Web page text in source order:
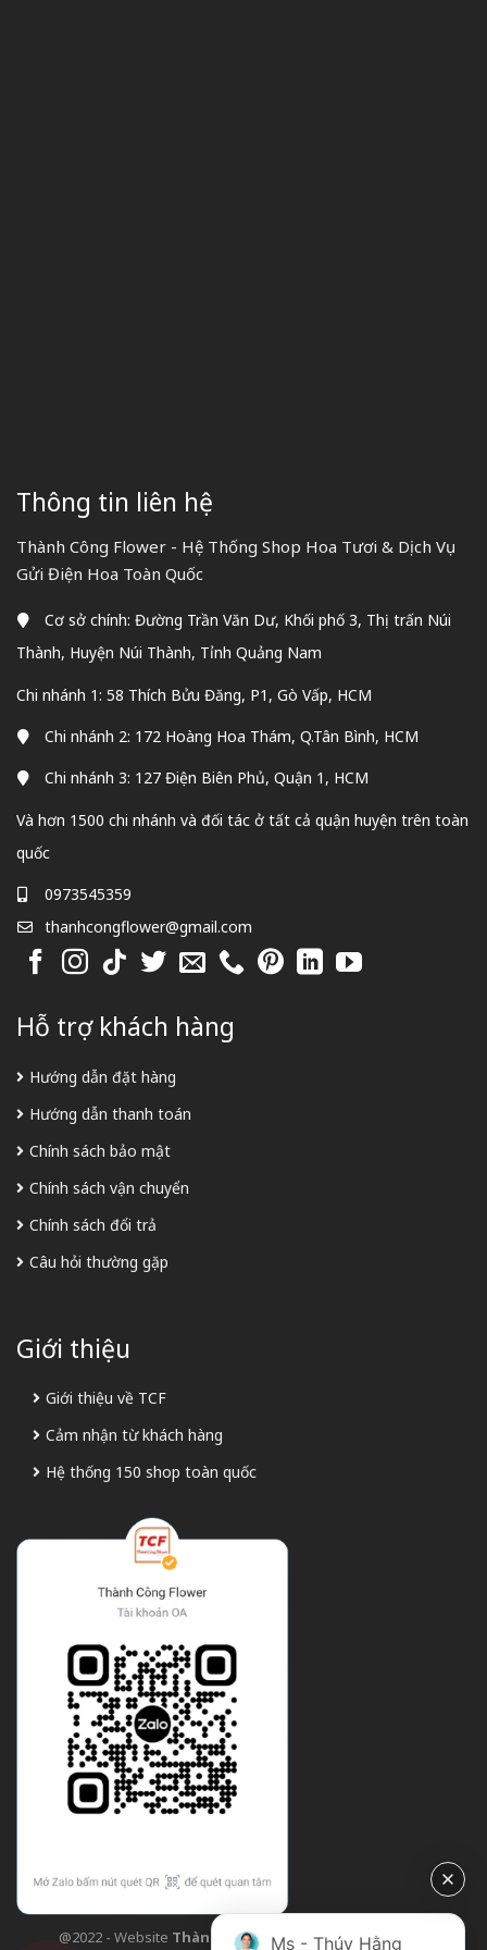
Thông tin liên hệ
Thành Công Flower - Hệ Thống Shop Hoa Tươi & Dịch Vụ
Gửi Điện Hoa Toàn Quốc
Cơ sở chính: Đường Trần Văn Dư, Khối phố 3, Thị trấn Núi
Thành, Huyện Núi Thành, Tỉnh Quảng Nam
Chi nhánh 1: 58 Thích Bửu Đăng, P1, Gò Vấp, HCM
Chi nhánh 2: 172 Hoàng Hoa Thám, Q.Tân Bình, HCM
Chi nhánh 3: 127 Điện Biên Phủ, Quận 1, HCM
Và hơn 1500 chi nhánh và đối tác ở tất cả quận huyện trên toàn
quốc
0973545359
thanhcongflower@gmail.com
Hỗ trợ khách hàng
Hướng dẫn đặt hàng
Hướng dẫn thanh toán
Chính sách bảo mật
Chính sách vận chuyển
Chính sách đổi trả
Câu hỏi thường gặp
Giới thiệu
Giới thiệu về TCF
Cảm nhận từ khách hàng
Hệ thống 150 shop toàn quốc
@2022 - Website Thành Công Flower| Design bởi
Ms - Thúy Hằng